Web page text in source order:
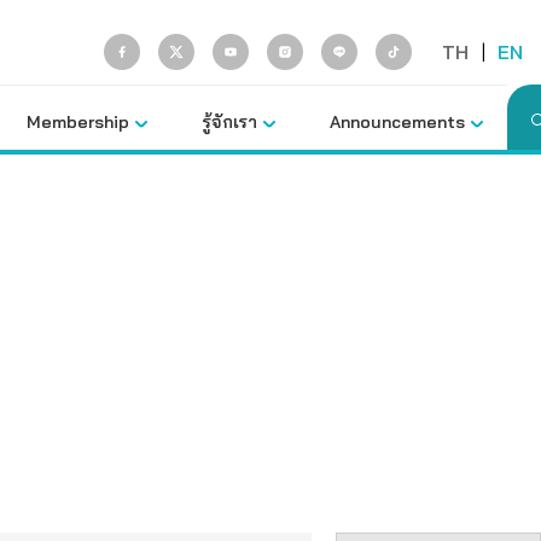
TH | EN
Membership รู้จักเรา Announcements